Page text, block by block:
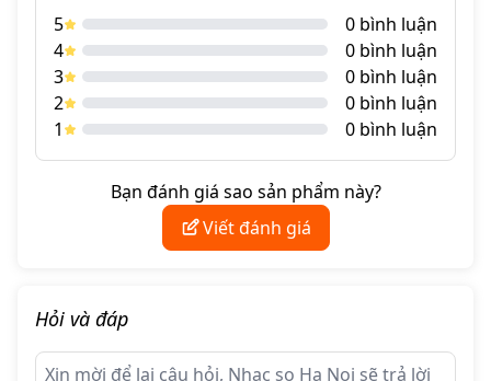
trước khi đưa ra quyết định đầu tư cho hệ thống âm
thanh của mình
5
0 bình luận
4
0 bình luận
3
0 bình luận
2
0 bình luận
1
0 bình luận
Bạn đánh giá sao sản phẩm này?
Viết đánh giá
Hỏi và đáp